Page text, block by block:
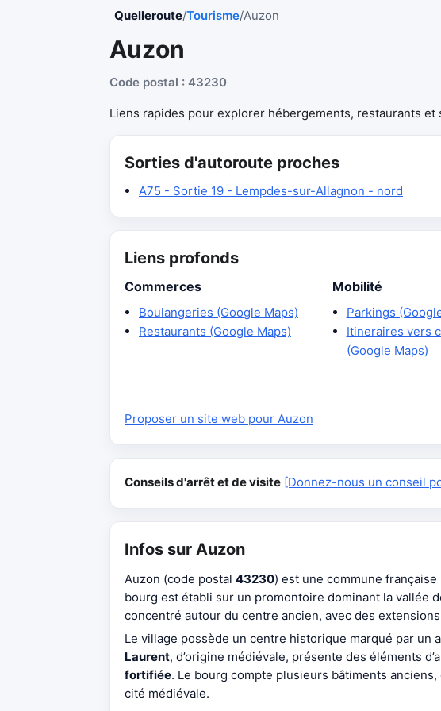
Quelleroute/Tourisme/Auzon
Auzon
Code postal : 43230
Liens rapides pour explorer hébergements, restaurants
Sorties d'autoroute proches
A75 - Sortie 19 - Lempdes-sur-Allagnon - nord
Liens profonds
Commerces
Boulangeries (Google Maps)
Restaurants (Google Maps)
Mobilité
Parkings
Itineraires vers
(Google Maps)
Proposer un site web pour Auzon
Conseils d'arrêt et de visite [Donnez-nous un conseil
Infos sur Auzon
Auzon (code postal 43230) est une commune
bourg est établi sur un promontoire dominant la vallée
concentré autour du centre ancien, avec des
Le village possède un centre historique marqué par un
Laurent, d’origine médiévale, présente des éléments
fortifiée. Le bourg compte plusieurs bâtiments
cité médiévale.